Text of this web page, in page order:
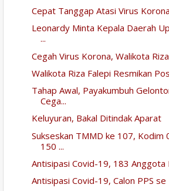
Cepat Tanggap Atasi Virus
Leonardy Minta Kepala Daerah
...
Cegah Virus Korona, Walikota
Walikota Riza Falepi Resmikan
Tahap Awal, Payakumbuh
Cega...
Keluyuran, Bakal Ditindak Aparat
Sukseskan TMMD ke 107, Kodim
150 ...
Antisipasi Covid-19, 183 Anggota
Antisipasi Covid-19, Calon PPS se